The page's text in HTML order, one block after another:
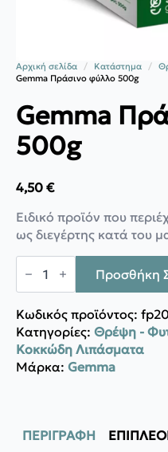
Αρχική σελίδα Κατάστημα
Gemma Πράσινο φύλλο 500g
Gemma
500g
4,50 €
Ειδικό προϊόν που
ως διεγέρτης κατά του
Gemma
Πράσινο
φύλλο
ποσότητα
Προσθήκη
Κωδικός προϊόντος:
Κατηγορίες: Θρέψη -
Κοκκώδη Λιπάσματα
Μάρκα: Gemma
ΠΕΡΙΓΡΑΦΉ